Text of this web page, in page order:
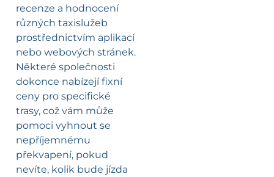
recenze a hodnocení
různých taxislužeb
prostřednictvím aplikací
nebo webových stránek.
Některé společnosti
dokonce nabízejí fixní
ceny pro specifické
trasy, což vám může
pomoci vyhnout se
nepříjemnému
překvapení, pokud
nevíte, kolik bude jízda